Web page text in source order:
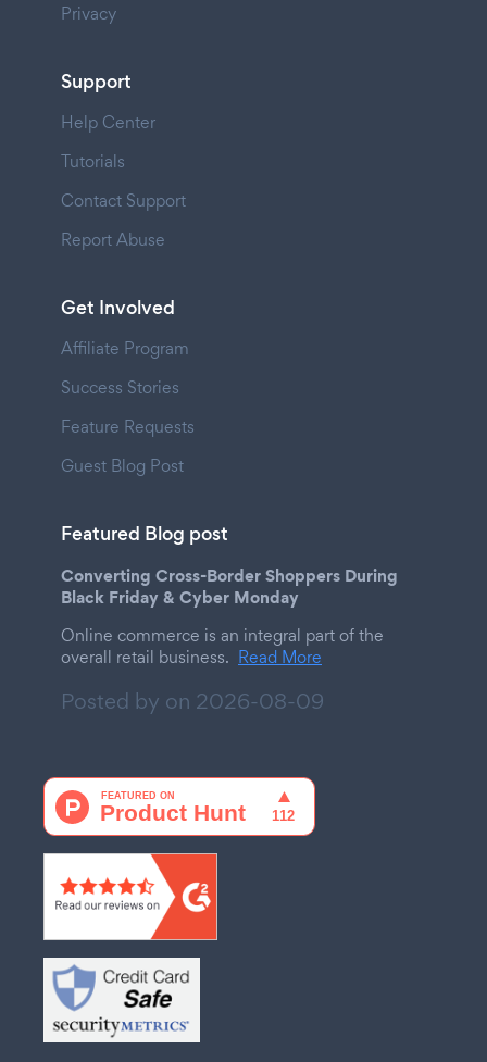
Privacy
Support
Help Center
Tutorials
Contact Support
Report Abuse
Get Involved
Affiliate Program
Success Stories
Feature Requests
Guest Blog Post
Featured Blog post
Converting Cross-Border Shoppers During
Black Friday & Cyber Monday
Online commerce is an integral part of the
overall retail business. Read More
Posted by on 2026-08-09